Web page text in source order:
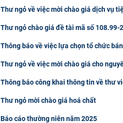
Thư ngỏ về việc mời chào giá dịch vụ
Thư ngỏ chào giá đề tài mã số 108.99-
Thông báo về việc lựa chọn tổ chức
Thư ngỏ về việc mời chào giá cho
Thông báo công khai thông tin về thư
Thư ngỏ mời chào giá hoá chất
Báo cáo thường niên năm 2025